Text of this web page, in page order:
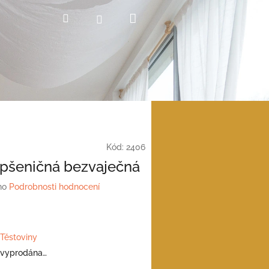
Hledat PřihlášeníNákupní
košík
Kód: 2406
bezvaječná
Podrobnosti hodnocení
Těstoviny